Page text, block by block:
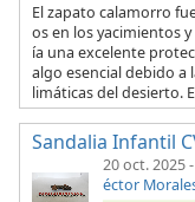
El zapato calamorro
os en los yacimientos
ía una excelente
algo esencial debido a
limáticas del desierto.
Sandalia Infantil
20 oct. 2025-
éctor